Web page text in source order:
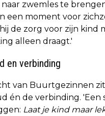
zwemles te
een moment voor
de zorg voor zijn kind
alleen draagt.'
en verbinding
van Buurtgezinnen
én de verbinding. 'Een
Laat je kind maar